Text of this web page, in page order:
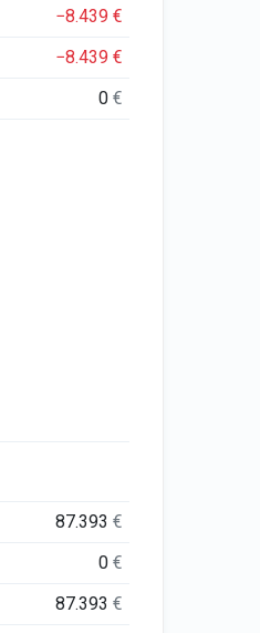
−8.439€
−8.439€
0€
87.393€
0€
87.393€